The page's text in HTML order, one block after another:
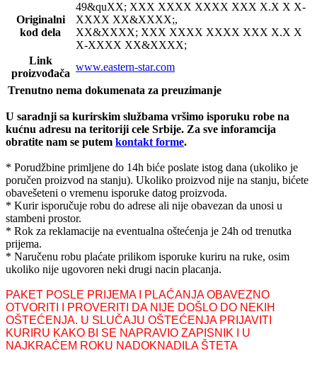
Originalni
kod dela
49&quXX; XXX XXXX XXXX XXX X.X X X-
XXXX XX&XXXX;,
XX&XXXX; XXX XXXX XXXX XXX X.X X
X-XXXX XX&XXXX;
Link
proizvođača
www.eastern-star.com
Trenutno nema dokumenata za preuzimanje
U saradnji sa kurirskim službama vršimo isporuku robe na
kućnu adresu na teritoriji cele Srbije. Za sve inforamcija
obratite nam se putem kontakt forme.
* Porudžbine primljene do 14h biće poslate istog dana (ukoliko je
poručen proizvod na stanju). Ukoliko proizvod nije na stanju, bićete
obavešeteni o vremenu isporuke datog proizvoda.
* Kurir isporučuje robu do adrese ali nije obavezan da unosi u
stambeni prostor.
* Rok za reklamacije na eventualna oštećenja je 24h od trenutka
prijema.
* Naručenu robu plaćate prilikom isporuke kuriru na ruke, osim
ukoliko nije ugovoren neki drugi nacin placanja.
PAKET POSLE PRIJEMA I PLAĆANJA OBAVEZNO
OTVORITI I PROVERITI DA NIJE DOŠLO DO NEKIH
OŠTEĆENJA. U SLUČAJU OŠTEĆENJA PRIJAVITI
KURIRU KAKO BI SE NAPRAVIO ZAPISNIK I U
NAJKRAĆEM ROKU NADOKNADILA ŠTETA